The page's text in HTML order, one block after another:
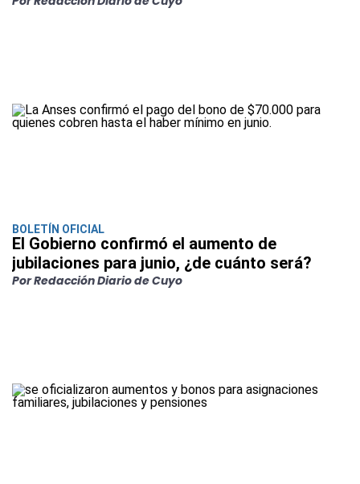
BOLETÍN OFICIAL
El Gobierno confirmó el aumento de
jubilaciones para junio, ¿de cuánto será?
Por Redacción Diario de Cuyo